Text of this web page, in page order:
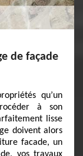
de façade
qu’un
à son
lisse
doivent alors
facade, un